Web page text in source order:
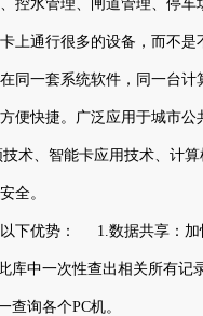
控水管理、闸道管理、停
上通行很多的设备，而不
同一套系统软件，同一台
便快捷。广泛应用于城市
术、智能卡应用技术、计
安全。
以下优势： 1.数据共享：
库中一次性查出相关所有
查询各个PC机。